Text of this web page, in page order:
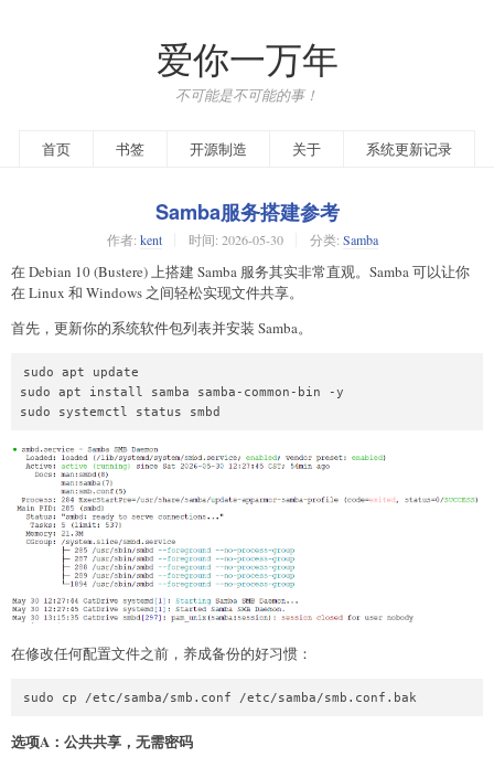
爱你一万年
不可能是不可能的事！
首页 书签 开源制造 关于 系统更新记录
Samba服务搭建参考
作者: kent 时间: 2026-05-30 分类: Samba
在 Debian 10 (Bustere) 上搭建 Samba 服务其实非常直观。Samba 可以让你
在 Linux 和 Windows 之间轻松实现文件共享。
首先，更新你的系统软件包列表并安装 Samba。
sudo apt update
sudo apt install samba samba-common-bin -y
sudo systemctl status smbd
在修改任何配置文件之前，养成备份的好习惯：
选项A：公共共享，无需密码